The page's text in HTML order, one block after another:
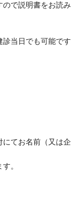
で説明書をお読み
当日でも可能です
てお名前（又は企
。